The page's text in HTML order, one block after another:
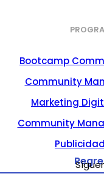
Bootcamp
Community
Marketing
Community